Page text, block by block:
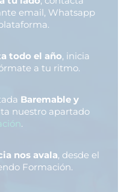
email, Whatsapp
todo el año, inicia
a tu ritmo.
Baremable y
nuestro apartado
.
nos avala, desde el
Formación.